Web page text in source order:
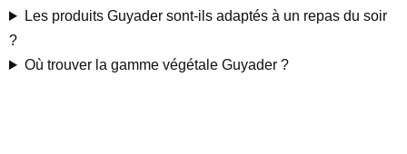
Les produits Guyader sont-ils adaptés à un repas du soir
?
Où trouver la gamme végétale Guyader ?